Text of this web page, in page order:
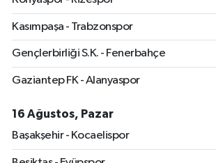
Kasımpaşa - Trabzonspor
Gençlerbirliği S.K. - Fenerbahçe
Gaziantep FK - Alanyaspor
16 Ağustos, Pazar
Başakşehir - Kocaelispor